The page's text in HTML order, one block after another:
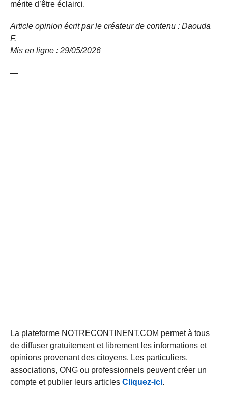
mérite d’être éclairci.
Article opinion écrit par le créateur de contenu : Daouda
F.
Mis en ligne : 29/05/2026
—
La plateforme NOTRECONTINENT.COM permet à tous
de diffuser gratuitement et librement les informations et
opinions provenant des citoyens. Les particuliers,
associations, ONG ou professionnels peuvent créer un
compte et publier leurs articles Cliquez-ici.